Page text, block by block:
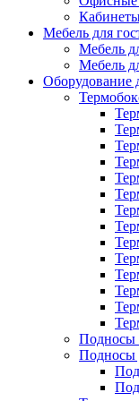
Мебель для
Мебель
Мебель
Оборудование
Подносы
Подносы